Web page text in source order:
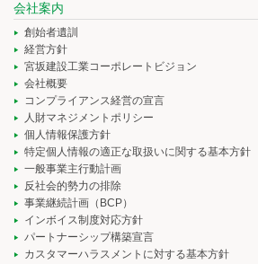
会社案内
創始者遺訓
経営方針
宮坂建設工業コーポレートビジョン
会社概要
コンプライアンス経営の宣言
人財マネジメントポリシー
個人情報保護方針
特定個人情報の適正な取扱いに関する基本方針
一般事業主行動計画
反社会的勢力の排除
事業継続計画（BCP）
インボイス制度対応方針
パートナーシップ構築宣言
カスタマーハラスメントに対する基本方針